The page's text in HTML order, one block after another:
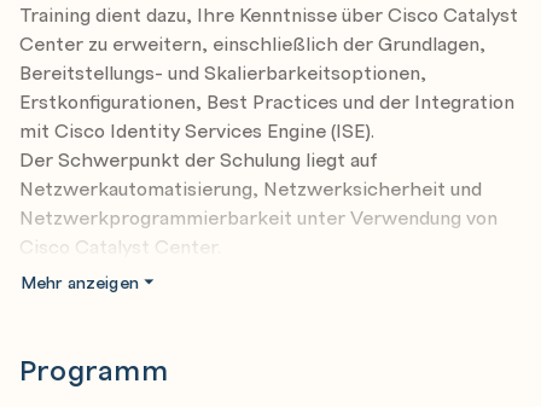
Training dient dazu, Ihre Kenntnisse über Cisco Catalyst
Center zu erweitern, einschließlich der Grundlagen,
Bereitstellungs- und Skalierbarkeitsoptionen,
Erstkonfigurationen, Best Practices und der Integration
mit Cisco Identity Services Engine (ISE).
Der Schwerpunkt der Schulung liegt auf
Netzwerkautomatisierung, Netzwerksicherheit und
Netzwerkprogrammierbarkeit unter Verwendung von
Cisco Catalyst Center.
Themen der Prüfung „Implementing and Operating
Cisco Enterprise Network Core Technologies (350-401
Mehr anzeigen
Programm